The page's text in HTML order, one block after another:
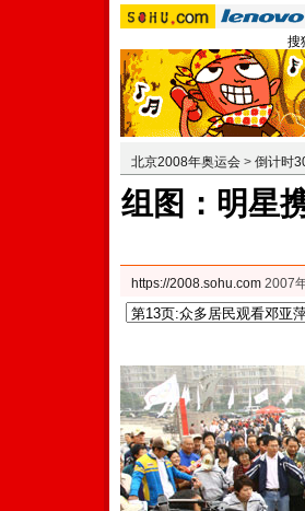
搜
北京2008年奥运会 > 倒计时
组图：明星
https://2008.sohu.com 2007